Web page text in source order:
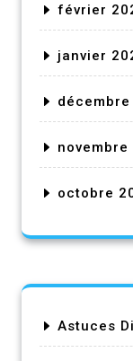
février
janvier
décembre
novembre
octobre
Astuces